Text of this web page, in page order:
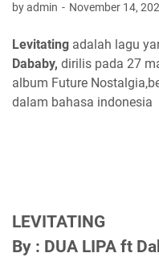
by admin November 14,
Levitating adalah lagu
Dababy, dirilis pada 27
album Future
dalam bahasa indonesia
LEVITATING
By : DUA LIPA ft